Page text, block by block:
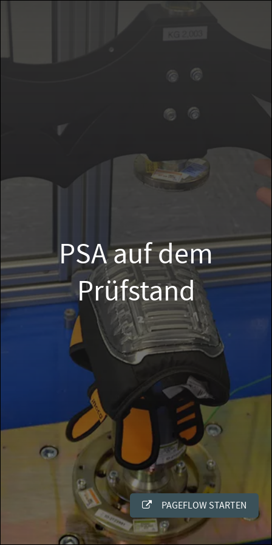
PSA auf dem
Prüfstand
PAGEFLOW STARTEN